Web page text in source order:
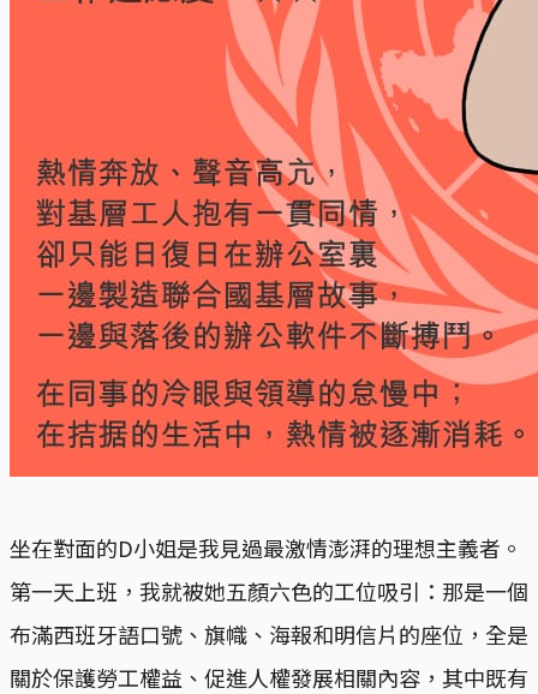
坐在對面的D小姐是我見過最激情澎湃的理想主義者。
第一天上班，我就被她五顏六色的工位吸引：那是一個
布滿西班牙語口號、旗幟、海報和明信片的座位，全是
關於保護勞工權益、促進人權發展相關內容，其中既有